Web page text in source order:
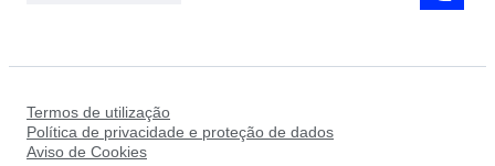
Termos de utilização
Política de privacidade e proteção de dados
Aviso de Cookies